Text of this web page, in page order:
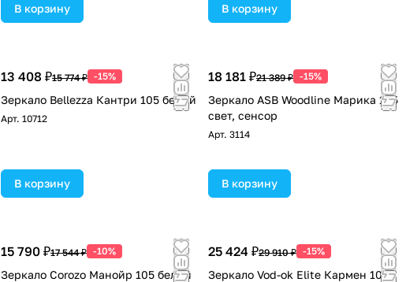
В корзину В корзину
13 408 ₽15 774 ₽ -15%
Зеркало Bellezza Кантри 105 белый
Арт. 10712
В корзину
18 181 ₽21 389 ₽ -15%
Зеркало ASB Woodline Марика 105
свет, сенсор
Арт. 3114
В корзину
15 790 ₽17 544 ₽ -10%
Зеркало Corozo Манойр 105 белый
25 424 ₽29 910 ₽ -15%
Зеркало Vod-ok Elite Кармен 105